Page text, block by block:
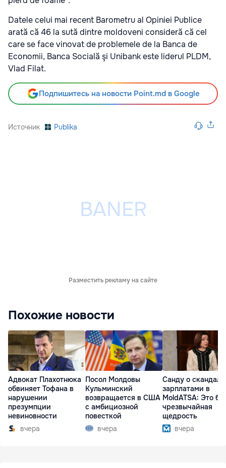
Datele celui mai recent Barometru al Opiniei Publice
arată că 46 la sută dintre moldoveni consideră că cel
care se face vinovat de problemele de la Banca de
Economii, Banca Socială şi Unibank este liderul PLDM,
Vlad Filat.
Подпишитесь на новости Point.md в Google
Источник Publika
Разместить рекламу на сайте
Похожие новости
Адвокат Плахотнюка
обвиняет Тофана в
нарушении
презумпции
невиновности
вчера
Посол Молдовы
Кульминский
возвращается в США
с амбициозной
повесткой
вчера
Санду о
зарплатами в
MoldATSA: Это
чрезвычайная
щедрость
вчера